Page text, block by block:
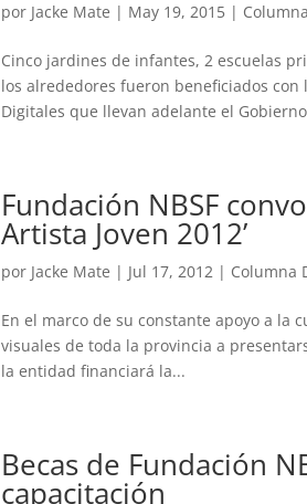
por Jacke Mate | May 19, 2015 |
Cinco jardines de infantes, 2 escuelas
los alrededores fueron beneficiados
Digitales que llevan adelante el
Fundación NBSF
Artista Joven 2012’
por Jacke Mate | Jul 17, 2012 | Columna
En el marco de su constante apoyo a la
visuales de toda la provincia a
la entidad financiará la...
Becas de Fundación
capacitación